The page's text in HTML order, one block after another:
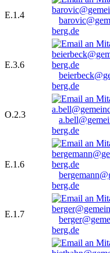
E.1.4
berg.de
E.3.6
berg.de
O.2.3
berg.de
E.1.6
berg.de
E.1.7
berg.de